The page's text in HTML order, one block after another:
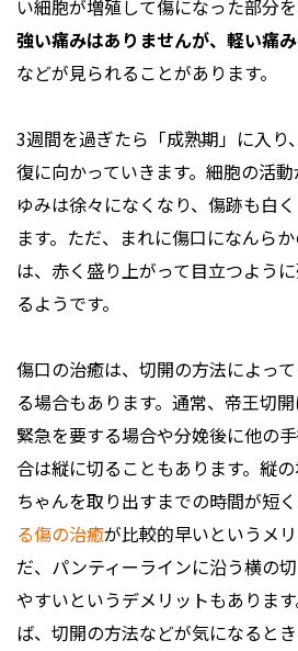
い細胞が増殖して傷になった部分
強い痛みはありませんが、軽い痛
などが見られることがあります。
3週間を過ぎたら「成熟期」に入り
復に向かっていきます。細胞の活
ゆみは徐々になくなり、傷跡も白
ます。ただ、まれに傷口になんら
は、赤く盛り上がって目立つよう
るようです。
傷口の治癒は、切開の方法によっ
る場合もあります。通常、帝王切
緊急を要する場合や分娩後に他の
合は縦に切ることもあります。縦
ちゃんを取り出すまでの時間が短く
る傷の治癒が比較的早いというメ
だ、パンティーラインに沿う横の
やすいというデメリットもありま
ば、切開の方法などが気になると